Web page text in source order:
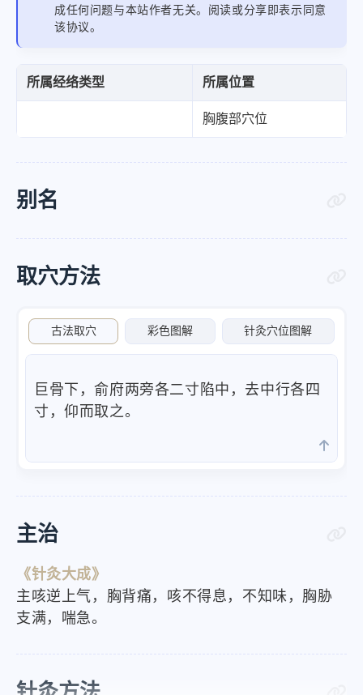
成任何问题与本站作者无关。阅读或分享即表示同意
该协议。
所属经络类型 所属位置
胸腹部穴位
别名
取穴方法
古法取穴 彩色图解 针灸穴位图解
巨骨下，俞府两旁各二寸陷中，去中行各四
寸，仰而取之。
主治
《针灸大成》
主咳逆上气，胸背痛，咳不得息，不知味，胸胁
支满，喘急。